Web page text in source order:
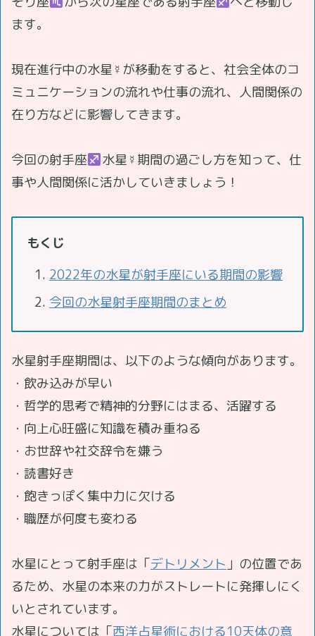
ます。
現在進行中の水星☿が移動をすると、社会全体のコ
ミュニケーションの流れや仕事の流れ、人間関係の
在り方などに影響してきます。
今回の射手座
水星☿期間の過ごし方を知って、仕
事や人間関係に活かしていきましょう！
もくじ
2022年の水星が射手座にいる期間の影響
今回の水星射手座期間のまとめ
水星射手座期間は、以下のような傾向があります。
・飲み込みが早い
・哲学的思考で精神的分野にはまる、活躍する
・向上心旺盛に知識を積み重ねる
・お世辞や社交辞令を嫌う
・読書好き
・飽きっぽく集中力に欠ける
・職歴が何度も変わる
水星にとって射手座は「デトリメント 」の位置であ
るため、水星の本来の力がストレートに発揮しにく
いとされています。
水星については「西洋占星術における10天体の意